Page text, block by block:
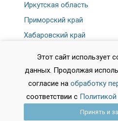
Иркутская область
Приморский край
Хабаровский край
Показать все регионы
Этот сайт использует
данных. Продолжая
согласие на обработку
соответствии с